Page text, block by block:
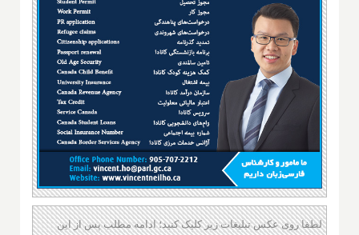
لطفا روی عکس تبلیغات زیر کلیک کنید؛ ادامه مطلب پس از این